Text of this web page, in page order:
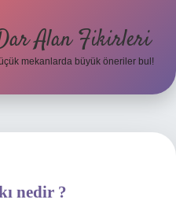
Alan Fikirleri
mekanlarda büyük öneriler bul!
nedir ?